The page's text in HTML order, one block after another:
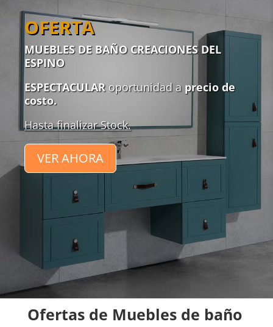
OFERTA
MUEBLES DE BAÑO CREACIONES DEL
ESPINO
ESPECTACULARoportunidad a precio de
costo.
Hasta finalizar Stock.
VER AHORA
Ofertas de Muebles de baño